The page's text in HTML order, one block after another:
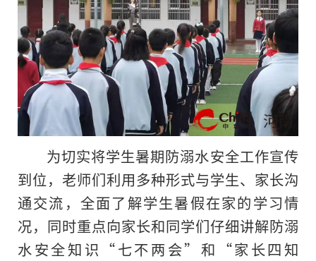
为切实将学生暑期防溺水安全工作宣传
到位，老师们利用多种形式与学生、家长沟
通交流，全面了解学生暑假在家的学习情
况，同时重点向家长和同学们仔细讲解防溺
水安全知识“七不两会”和“家长四知